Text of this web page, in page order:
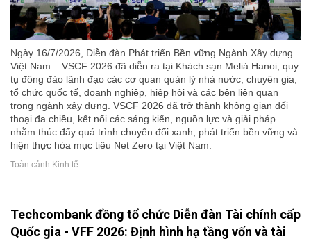
Ngày 16/7/2026, Diễn đàn Phát triển Bền vững Ngành Xây dựng
Việt Nam – VSCF 2026 đã diễn ra tại Khách sạn Meliá Hanoi, quy
tụ đông đảo lãnh đạo các cơ quan quản lý nhà nước, chuyên gia,
tổ chức quốc tế, doanh nghiệp, hiệp hội và các bên liên quan
trong ngành xây dựng. VSCF 2026 đã trở thành không gian đối
thoại đa chiều, kết nối các sáng kiến, nguồn lực và giải pháp
nhằm thúc đẩy quá trình chuyển đổi xanh, phát triển bền vững và
hiện thực hóa mục tiêu Net Zero tại Việt Nam.
Toàn cảnh Kinh tế
Techcombank đồng tổ chức Diễn đàn Tài chính cấp
Quốc gia - VFF 2026: Định hình hạ tầng vốn và tài